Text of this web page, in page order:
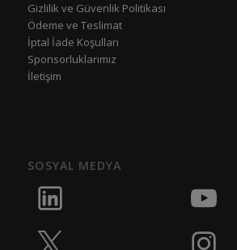
Gizlilik ve Güvenlik Politikası
Ödeme ve Teslimat
İptal İade Koşulları
Sponsorluklarımız
İletişim
SOSYAL MEDYA